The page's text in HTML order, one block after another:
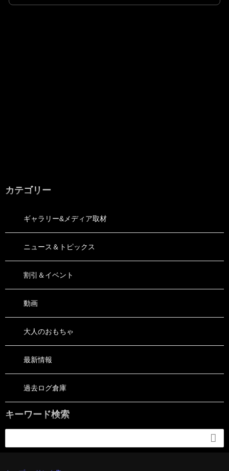
カテゴリー
ギャラリー&メディア取材
ニュース＆トピックス
割引＆イベント
動画
大人のおもちゃ
最新情報
過去ログ倉庫
キーワード検索
